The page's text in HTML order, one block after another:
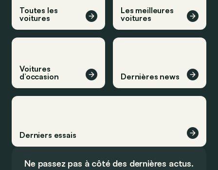
Toutes les
voitures
Les meilleures
voitures
Voitures
d’occasion
Dernières news
Derniers essais
Ne passez pas à côté des dernières actus.